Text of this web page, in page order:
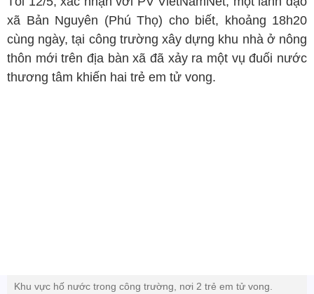
xã Bản Nguyên (Phú Thọ) cho biết, khoảng 18h20
cùng ngày, tại công trường xây dựng khu nhà ở nông
thôn mới trên địa bàn xã đã xảy ra một vụ đuối nước
thương tâm khiến hai trẻ em tử vong.
Khu vực hố nước trong công trường, nơi 2 trẻ em tử vong.